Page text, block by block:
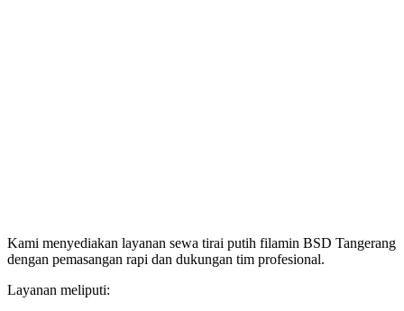
Kami menyediakan layanan sewa tirai putih filamin BSD Tangerang
dengan pemasangan rapi dan dukungan tim profesional.
Layanan meliputi: